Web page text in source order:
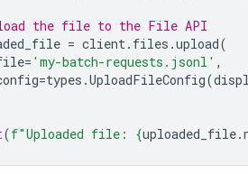
the file to the File API
= client. files .upload(
= 'my-batch-requests.jsonl' ,
=types .UploadFileConfig(
(f"Uploaded file: {uploaded_file.